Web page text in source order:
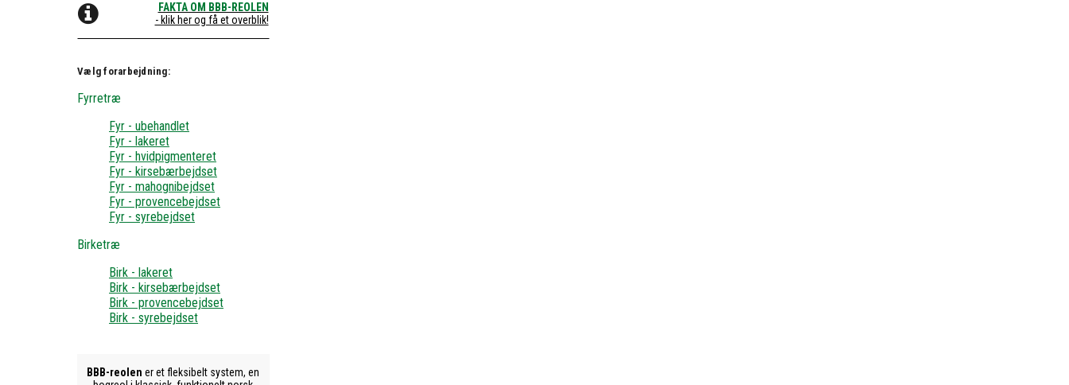
FAKTA OM BBB-REOLEN
- klik her og få et overblik!
Vælg forarbejdning:
Fyrretræ
Fyr - ubehandlet
Fyr - lakeret
Fyr - hvidpigmenteret
Fyr - kirsebærbejdset
Fyr - mahognibejdset
Fyr - provencebejdset
Fyr - syrebejdset
Birketræ
Birk - lakeret
Birk - kirsebærbejdset
Birk - provencebejdset
Birk - syrebejdset
BBB-reolen er et fleksibelt system, en